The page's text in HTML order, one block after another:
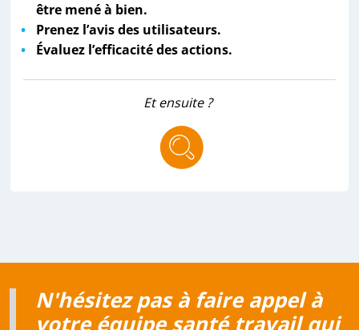
être mené à bien.
Prenez l’avis des utilisateurs.
Évaluez l’efficacité des actions.
Et ensuite ?
N'hésitez pas à faire appel à
votre équipe santé travail qui